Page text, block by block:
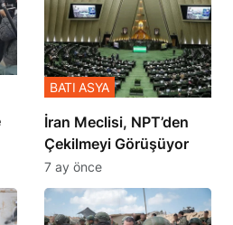
İran Meclisi, NPT’den
Çekilmeyi Görüşüyor
BATI ASYA
7 ay önce